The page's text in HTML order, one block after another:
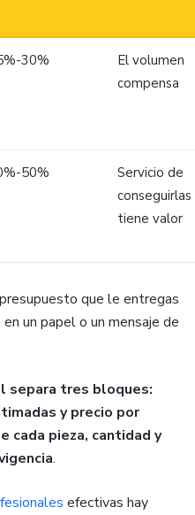
30%
El volumen
compensa
50%
Servicio de
conseguirlas
tiene valor
que le entregas
un papel o un mensaje de
separa tres bloques:
y precio por
cada pieza, cantidad y
.
efectivas hay